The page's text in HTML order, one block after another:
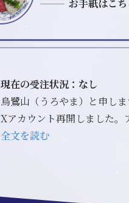
お手紙はこ
現在の受注状況：なし
烏鷺山（うろやま）と申しま
Xアカウント再開しました
全文を読む